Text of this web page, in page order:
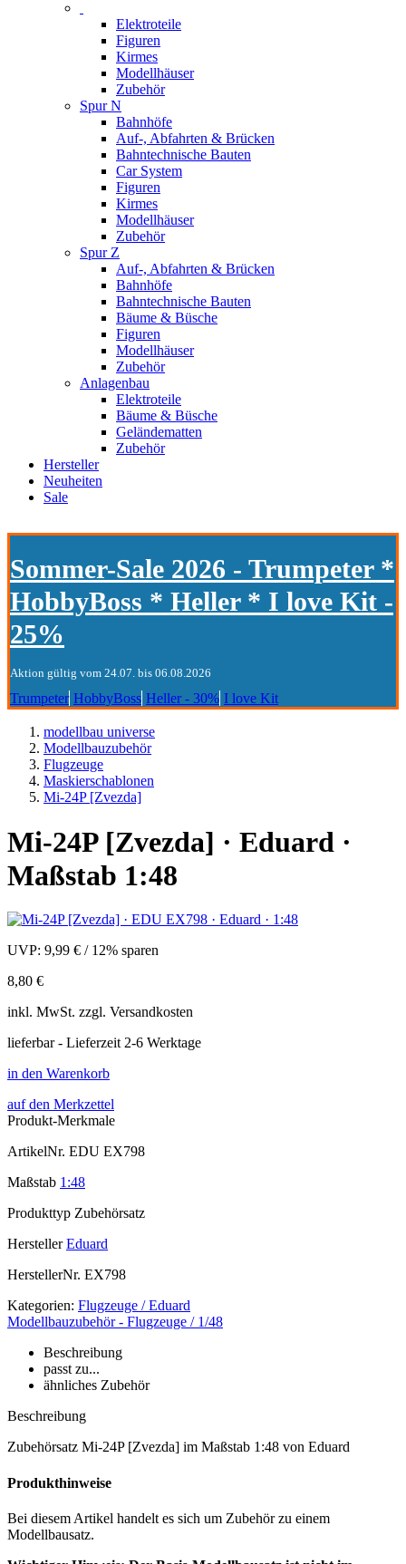
Elektroteile
Figuren
Kirmes
Modellhäuser
Zubehör
Spur N
Bahnhöfe
Auf-, Abfahrten & Brücken
Bahntechnische Bauten
Car System
Figuren
Kirmes
Modellhäuser
Zubehör
Spur Z
Auf-, Abfahrten & Brücken
Bahnhöfe
Bahntechnische Bauten
Bäume & Büsche
Figuren
Modellhäuser
Zubehör
Anlagenbau
Elektroteile
Bäume & Büsche
Geländematten
Zubehör
Hersteller
Neuheiten
Sale
Sommer-Sale 2026 - Trumpeter *
HobbyBoss * Heller * I love Kit -
25%
Aktion gültig vom 24.07. bis 06.08.2026
Trumpeter HobbyBoss Heller - 30% I love Kit
modellbau universe
Modellbauzubehör
Flugzeuge
Maskierschablonen
Mi-24P [Zvezda]
Mi-24P [Zvezda] · Eduard ·
Maßstab 1:48
UVP: 9,99 € / 12% sparen
8,80 €
inkl. MwSt. zzgl. Versandkosten
lieferbar - Lieferzeit 2-6 Werktage
in den Warenkorb
auf den Merkzettel
Produkt-Merkmale
ArtikelNr. EDU EX798
Maßstab 1:48
Produkttyp Zubehörsatz
Hersteller Eduard
HerstellerNr. EX798
Kategorien: Flugzeuge / Eduard
Modellbauzubehör - Flugzeuge / 1/48
Beschreibung
passt zu...
ähnliches Zubehör
Beschreibung
Zubehörsatz Mi-24P [Zvezda] im Maßstab 1:48 von Eduard
Produkthinweise
Bei diesem Artikel handelt es sich um Zubehör zu einem
Modellbausatz.